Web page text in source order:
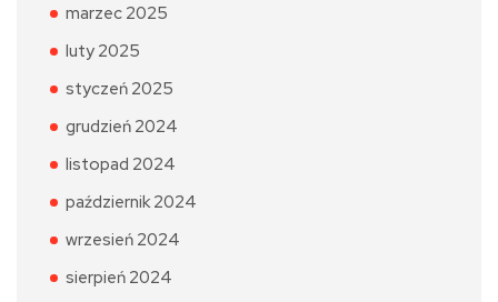
marzec 2025
luty 2025
styczeń 2025
grudzień 2024
listopad 2024
październik 2024
wrzesień 2024
sierpień 2024